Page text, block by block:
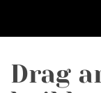
Drag